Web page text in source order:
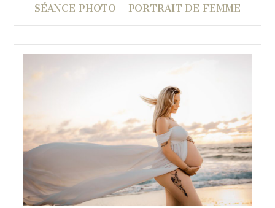
SÉANCE PHOTO – PORTRAIT DE FEMME